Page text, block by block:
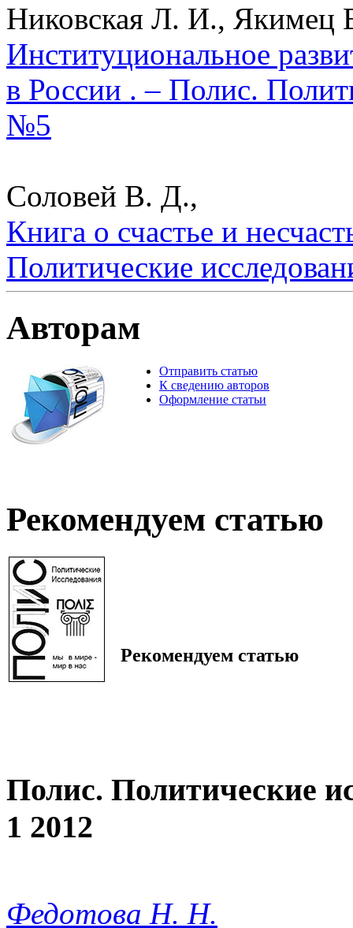
Никовская Л. И., Якимец
Институциональное
в России . – Полис.
№5
Соловей В. Д.,
Книга о счастье и
Политические
Авторам
Отправить статью
К сведению авторов
Оформление статьи
Рекомендуем статью
Рекомендуем статью
Полис. Политические
1 2012
Федотова Н. Н.